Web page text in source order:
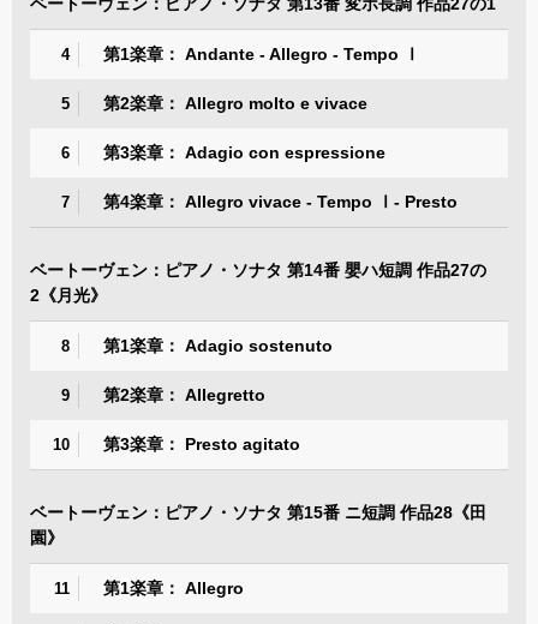
4 第1楽章： Andante - Allegro - Tempo Ⅰ
5 第2楽章： Allegro molto e vivace
6 第3楽章： Adagio con espressione
7 第4楽章： Allegro vivace - Tempo Ⅰ- Presto
ベートーヴェン：ピアノ・ソナタ 第14番 嬰ハ短調 作品27の
2《月光》
8 第1楽章： Adagio sostenuto
9 第2楽章： Allegretto
10 第3楽章： Presto agitato
ベートーヴェン：ピアノ・ソナタ 第15番 ニ短調 作品28《田
園》
11 第1楽章： Allegro